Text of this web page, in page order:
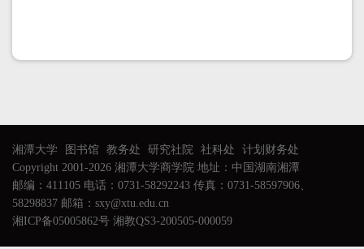
湘潭大学 图书馆 教务处 研究社院 社科处
计划财务处
Copyright 2001-2026 湘潭大学商学院 地址：中国湖南湘潭
邮编：411105 电话：0731-58292243 传真：0731-58597906、
58298837 邮箱：sxy@xtu.edu.cn
湘ICP备05005862号 湘教QS3-200505-000059